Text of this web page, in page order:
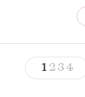
1 23 4